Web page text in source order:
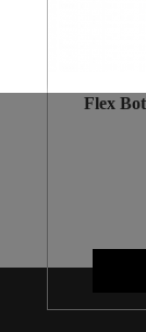
Flex